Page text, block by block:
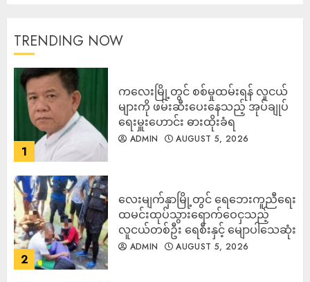
TRENDING NOW
1
ကလေးမြို့တွင် စစ်မှုထမ်းရန် လူငယ်
များကို ဖမ်းဆီးပေးနေသည့် အုပ်ချုပ်
ရေးမှူးဟောင်း ဓားထိုးခံရ
ADMIN AUGUST 5, 2026
2
လေးမျက်နှာမြို့တွင် ရေဘေးကူညီရေး
ထမင်းထုပ်သွားရောက်ဝေငှသည့်
လူငယ်တစ်ဦး ရေစီးနှင့် မျောပါသေဆုံး
ADMIN AUGUST 5, 2026